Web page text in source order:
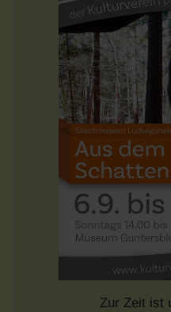
Zur Zeit ist